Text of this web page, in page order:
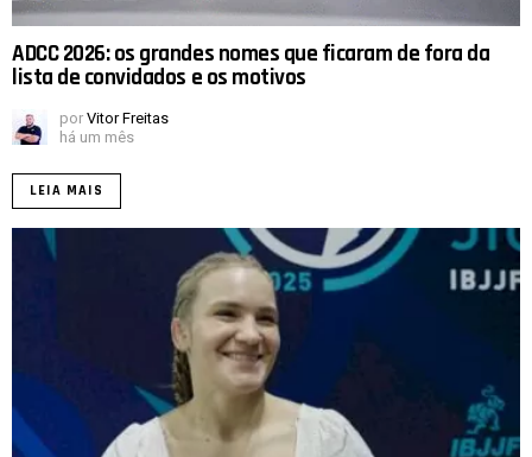
ADCC 2026: os grandes nomes que ficaram de fora da
lista de convidados e os motivos
por Vitor Freitas
há um mês
LEIA MAIS